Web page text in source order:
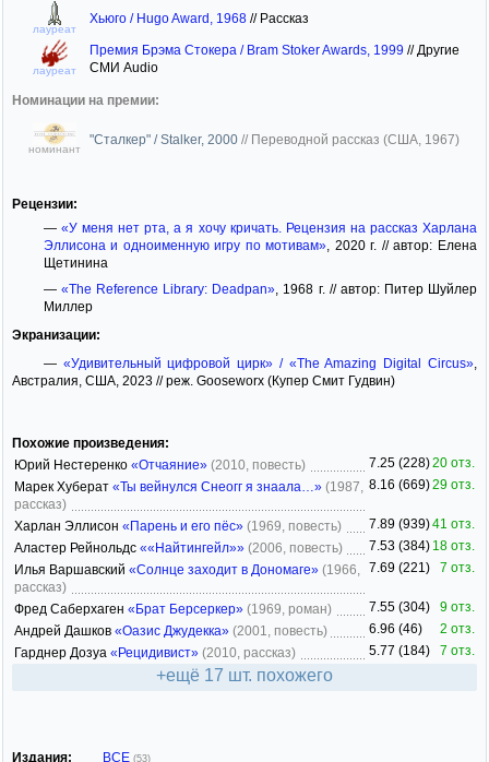
лауреат
Хьюго / Hugo Award, 1968 // Рассказ
лауреат
Премия Брэма Стокера / Bram Stoker Awards, 1999 // Другие
СМИ Audio
Номинации на премии:
номинант
"Сталкер" / Stalker, 2000 // Переводной рассказ (США, 1967)
Рецензии:
— «У меня нет рта, а я хочу кричать. Рецензия на рассказ Харлана
Эллисона и одноименную игру по мотивам» , 2020 г. // автор: Елена
Щетинина
— «The Reference Library: Deadpan» , 1968 г. // автор: Питер Шуйлер
Миллер
Экранизации:
— «Удивительный цифровой цирк» / «The Amazing Digital Circus»
Австралия, США, 2023 // реж. Gooseworx (Купер Смит Гудвин)
Похожие произведения:
Юрий Нестеренко «Отчаяние» (2010, повесть) 7.25 (228)20 отз.
Марек Хуберат «Ты вейнулся Снеогг я знаала…» (1987,
рассказ)
8.16 (669)29 отз.
Харлан Эллисон «Парень и его пёс» (1969, повесть) 7.89 (939)41 отз.
Аластер Рейнольдс ««Найтингейл»» (2006, повесть) 7.53 (384) 18 отз.
Илья Варшавский «Солнце заходит в Дономаге» (1966,
рассказ)
7.69 (221) 7 отз.
Фред Саберхаген «Брат Берсеркер» (1969, роман) 7.55 (304)
9 отз.
Андрей Дашков «Оазис Джудекка» (2001, повесть) 6.96 (46)
2 отз.
Гарднер Дозуа «Рецидивист» (2010, рассказ) 5.77 (184) 7 отз.
+ещё 17 шт. похожего
Издания: ВСЕ (53)